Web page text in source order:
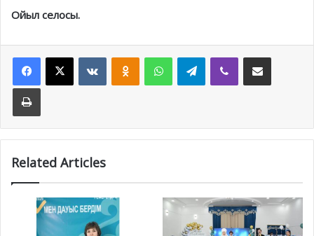
Ойыл селосы.
Facebook
X VKontakteOdnoklassniki
WhatsAppTelegramViber Share via Email
Print
Related Articles